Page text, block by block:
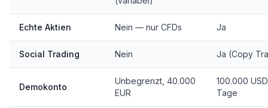
Echte Aktien Nein — nur CFDs Ja
Social Trading Nein Ja (Copy
Demokonto
Unbegrenzt, 40.000
EUR
100.000
Tage